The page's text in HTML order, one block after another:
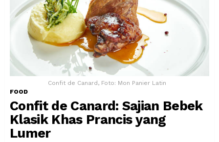
Confit de Canard, Foto: Mon Panier Latin
FOOD
Confit de Canard: Sajian Bebek
Klasik Khas Prancis yang
Lumer